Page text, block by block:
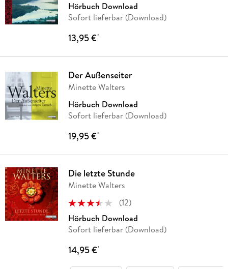
Hörbuch Download
Sofort lieferbar (Download)
13,95 €*
Der Außenseiter
Minette Walters
Hörbuch Download
Sofort lieferbar (Download)
19,95 €*
Die letzte Stunde
Minette Walters
(12)
Hörbuch Download
Sofort lieferbar (Download)
14,95 €*